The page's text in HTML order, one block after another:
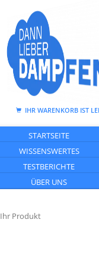
IHR WARENKORB IST
STARTSEITE
WISSENSWERTES
TESTBERICHTE
ÜBER UNS